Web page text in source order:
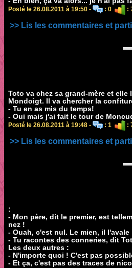
Posté le 26.08.2011 à 19:50 - : 0 :
>> Lis les commentaires et
Toto va chez sa grand-mère et
Mondoigt. Il va chercher la
- Tu en as mis du temps!
- Oui mais j'ai fait le tour de
Posté le 26.08.2011 à 19:48 - : 1 :
>> Lis les commentaires et
:
- Mon père, dit le premier, est
nez !
- Ouah, c'est nul. Le mien, il
- Tu racontes des conneries, dit
Les deux autres :
- N'importe quoi ! C'est pas
- Et ça, c'est pas des traces de